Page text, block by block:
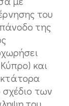
του
της
και
των